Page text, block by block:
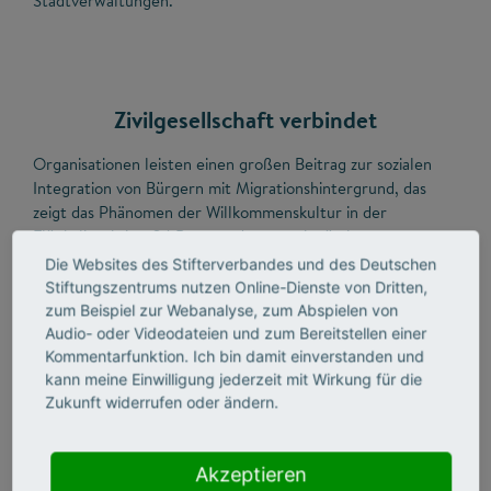
Zivilgesellschaft verbindet
Organisationen leisten einen großen Beitrag zur sozialen
Integration von Bürgern mit Migrationshintergrund, das
zeigt das Phänomen der Willkommenskultur in der
Flüchtlingskrise. 24 Prozent der gemeinnützigen
Organisationen entwickeln gezielt Angebote für Migranten
oder Flüchtlinge. Neben den Hilfsorganisationen haben sich
auch zehn Prozent aller anderen Vereine und Stiftungen
aus dem Sport und der Kultur, der Bildung und weiteren
Feldern in der Flüchtlingshilfe engagiert.
In 17.000 Migrantenorganisationen organisieren sich
Migranten sehen offenbar ihre Interessen nicht immer in
den bestehenden Organisationen vertreten. Was daran
Die Websites des Stifterverbandes und des Deutschen
Stiftungszentrums nutzen Online-Dienste von Dritten,
zum Beispiel zur Webanalyse, zum Abspielen von
Audio- oder Videodateien und zum Bereitstellen einer
Kommentarfunktion. Ich bin damit einverstanden und
kann meine Einwilligung jederzeit mit Wirkung für die
Zukunft widerrufen oder ändern.
Akzeptieren